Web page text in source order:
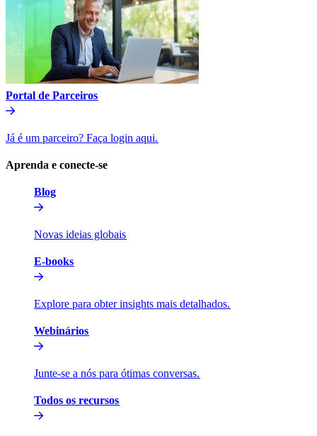
Portal de Parceiros​​
Já é um parceiro? Faça login aqui.​​
Aprenda e conecte-se​​
Blog​​
Novas ideias globais​​
E-books​​
Explore para obter insights mais detalhados.​​
Webinários​​
Junte-se a nós para ótimas conversas.​​
Todos os recursos​​